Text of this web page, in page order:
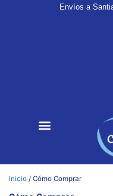
Envíos a
Inicio/ Cómo Comprar